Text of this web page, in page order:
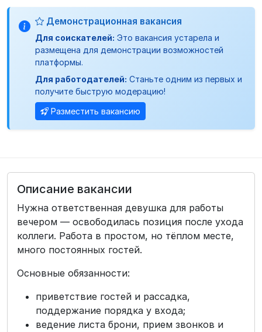
Демонстрационная вакансия
Для соискателей: Это вакансия устарела и
размещена для демонстрации возможностей
платформы.
Для работодателей: Станьте одним из первых и
получите быструю модерацию!
Разместить вакансию
Описание вакансии
Нужна ответственная девушка для работы
вечером — освободилась позиция после ухода
коллеги. Работа в простом, но тёплом месте,
много постоянных гостей.
Основные обязанности:
приветствие гостей и рассадка,
поддержание порядка у входа;
ведение листа брони, прием звонков и